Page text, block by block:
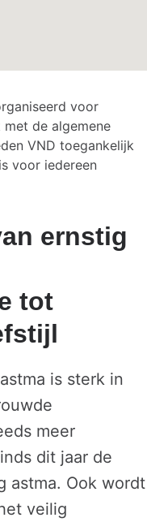
voor
de algemene
VND toegankelijk
voor iedereen
ernstig
tot
is sterk in
meer
dit jaar de
astma. Ook wordt
veilig